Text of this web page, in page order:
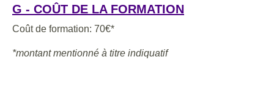
G - COÛT DE LA FORMATION
Coût de formation: 70€*
*montant mentionné à titre indiquatif